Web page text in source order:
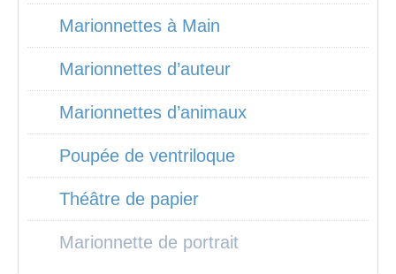
Marionnettes à Main
Marionnettes d’auteur
Marionnettes d’animaux
Poupée de ventriloque
Théâtre de papier
Marionnette de portrait